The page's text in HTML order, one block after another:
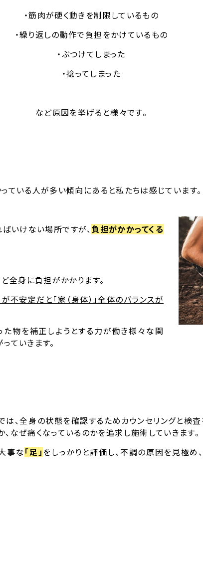
・筋肉が硬く動きを制限しているもの
・繰り返しの動作で負担をかけているもの
・ぶつけてしまった
・捻ってしまった
など原因を挙げると様々です。
ている人が多い傾向にあると私たちは感じています。
いけない場所ですが、 負担がかかってくる
全身に負担がかかります。
」が不安定だと「家（身体）」全体のバランスが
た物を補正しようとする力が働き様々な関
ていきます。
は、全身の状態を確認するためカウンセリングと検
、なぜ痛くなっているのかを追求し施術していきます。
事な「足」をしっかりと評価し、不調の原因を見極め